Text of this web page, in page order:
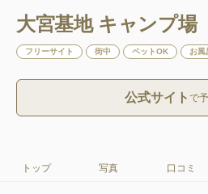
大宮基地 キャンプ場
フリーサイト 街中 ペットOK お風
公式サイト で
トップ 写真 口コミ